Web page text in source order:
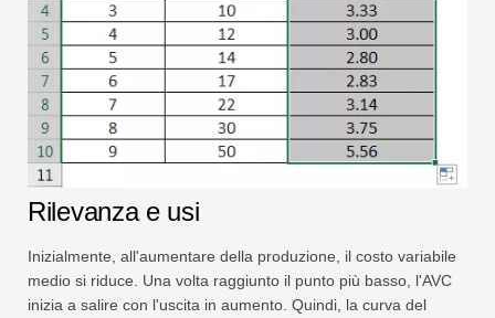
Rilevanza e usi
Inizialmente, all'aumentare della produzione, il costo variabile
medio si riduce. Una volta raggiunto il punto più basso, l'AVC
inizia a salire con l'uscita in aumento. Quindi, la curva del